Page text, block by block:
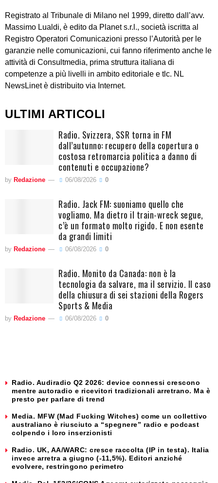
Registrato al Tribunale di Milano nel 1999, diretto dall’avv.
Massimo Lualdi, è edito da Planet s.r.l., società iscritta al
Registro Operatori Comunicazioni presso l’Autorità per le
garanzie nelle comunicazioni, cui fanno riferimento anche le
attività di Consultmedia, prima struttura italiana di
competenze a più livelli in ambito editoriale e tlc. NL
NewsLinet è distribuito via Internet.
ULTIMI ARTICOLI
Radio. Svizzera, SSR torna in FM
dall’autunno: recupero della copertura o
costosa retromarcia politica a danno di
contenuti e occupazione?
by Redazione 06/08/2026 0
Radio. Jack FM: suoniamo quello che
vogliamo. Ma dietro il train-wreck segue,
c’è un formato molto rigido. E non esente
da grandi limiti
by Redazione 06/08/2026 0
Radio. Monito da Canada: non è la
tecnologia da salvare, ma il servizio. Il caso
della chiusura di sei stazioni della Rogers
Sports & Media
by Redazione 06/08/2026 0
Radio. Audiradio Q2 2026: device connessi crescono
mentre autoradio e ricevitori tradizionali arretrano. Ma è
presto per parlare di trend
Media. MFW (Mad Fucking Witches) come un collettivo
australiano è riusciuto a “spegnere” radio e podcast
colpendo i loro inserzionisti
Radio. UK, AA/WARC: cresce raccolta (IP in testa). Italia
invece arretra a giugno (-11,5%). Editori anziché
evolvere, restringono perimetro